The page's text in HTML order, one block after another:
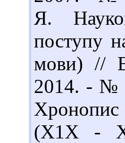
Я.
поступу
мови) //
2014. - №
Хронопис
(Х1Х -